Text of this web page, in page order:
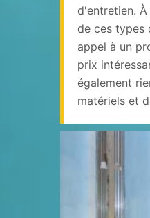
d'entretien.
de ces types
appel à un
prix
également
matériels et